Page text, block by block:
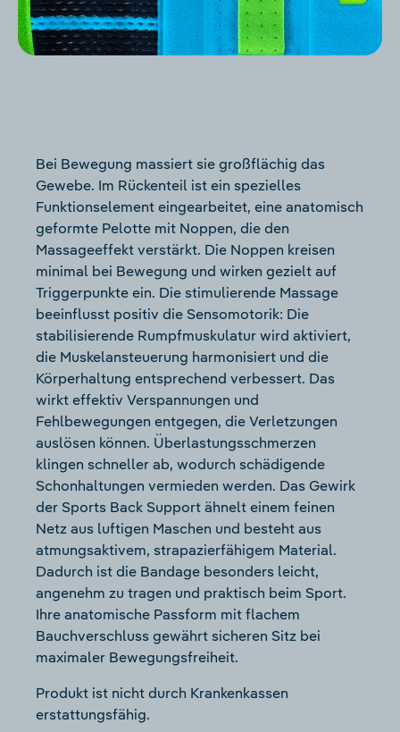
Bei Bewegung massiert sie großflächig das
Gewebe. Im Rückenteil ist ein spezielles
Funktionselement eingearbeitet, eine anatomisch
geformte Pelotte mit Noppen, die den
Massageeffekt verstärkt. Die Noppen kreisen
minimal bei Bewegung und wirken gezielt auf
Triggerpunkte ein. Die stimulierende Massage
beeinflusst positiv die Sensomotorik: Die
stabilisierende Rumpfmuskulatur wird aktiviert,
die Muskelansteuerung harmonisiert und die
Körperhaltung entsprechend verbessert. Das
wirkt effektiv Verspannungen und
Fehlbewegungen entgegen, die Verletzungen
auslösen können. Überlastungsschmerzen
klingen schneller ab, wodurch schädigende
Schonhaltungen vermieden werden. Das Gewirk
der Sports Back Support ähnelt einem feinen
Netz aus luftigen Maschen und besteht aus
atmungsaktivem, strapazierfähigem Material.
Dadurch ist die Bandage besonders leicht,
angenehm zu tragen und praktisch beim Sport.
Ihre anatomische Passform mit flachem
Bauchverschluss gewährt sicheren Sitz bei
maximaler Bewegungsfreiheit.
Produkt ist nicht durch Krankenkassen
erstattungsfähig.